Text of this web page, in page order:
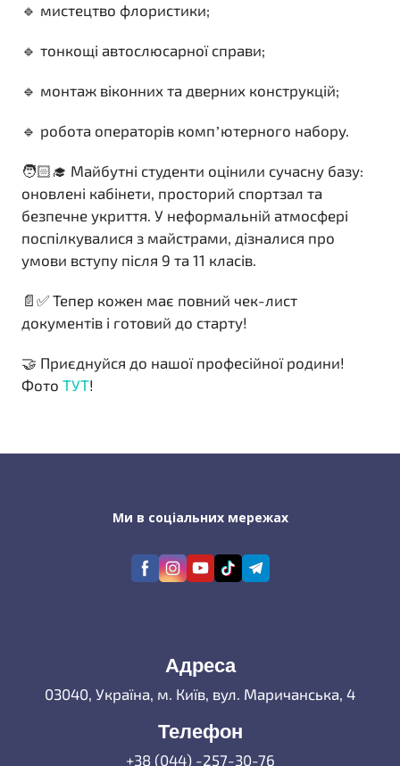
🔹 мистецтво флористики;
🔹 тонкощі автослюсарної справи;
🔹 монтаж віконних та дверних конструкцій;
🔹 робота операторів компʼютерного набору.
🧑🏻‍🎓 Майбутні студенти оцінили сучасну базу:
оновлені кабінети, просторий спортзал та
безпечне укриття. У неформальній атмосфері
поспілкувалися з майстрами, дізналися про
умови вступу після 9 та 11 класів.
📄✅ Тепер кожен має повний чек-лист
документів і готовий до старту!
🤝 Приєднуйся до нашої професійної родини!
Фото ТУТ!
Ми в соціальних мережах
Адреса
03040, Україна, м. Київ, вул. Маричанська, 4
Телефон
+38 (044) -257-30-76